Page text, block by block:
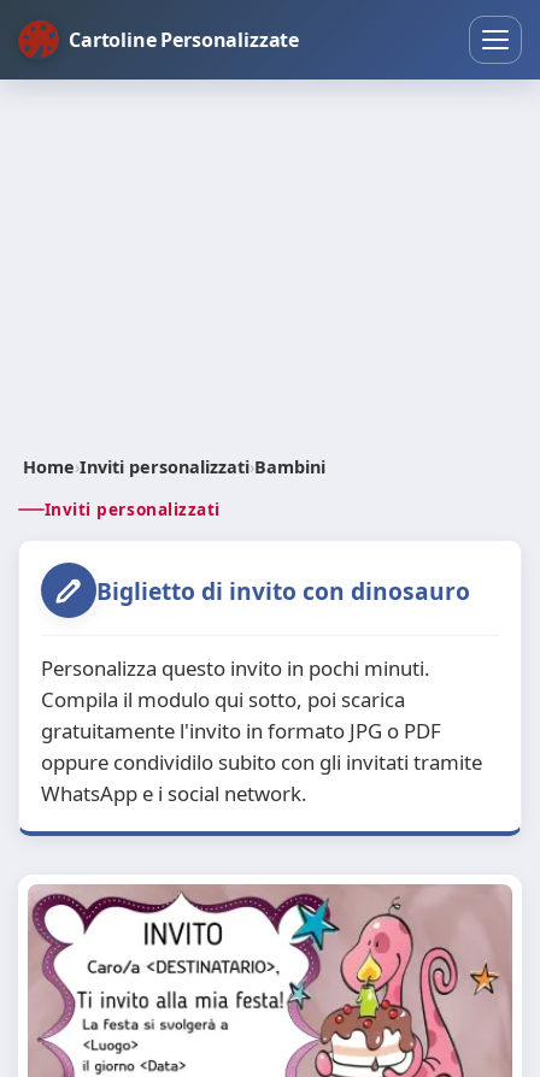
Cartoline Personalizzate
Home›Inviti personalizzati›Bambini
Inviti personalizzati
Biglietto di invito con dinosauro
Personalizza questo invito in pochi minuti.
Compila il modulo qui sotto, poi scarica
gratuitamente l'invito in formato JPG o PDF
oppure condividilo subito con gli invitati tramite
WhatsApp e i social network.